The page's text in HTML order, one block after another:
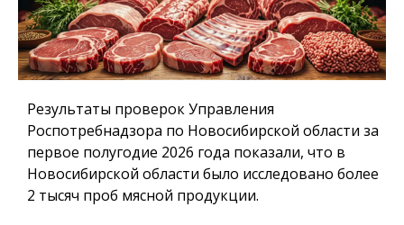
Результаты проверок Управления
Роспотребнадзора по Новосибирской области за
первое полугодие 2026 года показали, что в
Новосибирской области было исследовано более
2 тысяч проб мясной продукции.